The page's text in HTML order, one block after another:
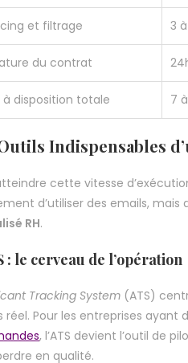
et filtrage 3
du contrat
à disposition totale 7
Indispensables
cette vitesse
d’utiliser des emails,
RH.
: le cerveau de l’opération
Tracking System (ATS)
réel. Pour les entreprises ayant
, l’ATS devient l’outil de
en qualité.